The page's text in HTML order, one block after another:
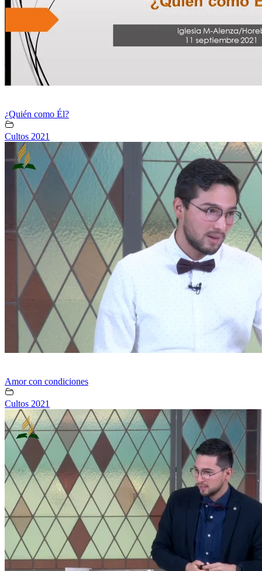
¿Quién como Él?
Cultos 2021
Amor con condiciones
Cultos 2021